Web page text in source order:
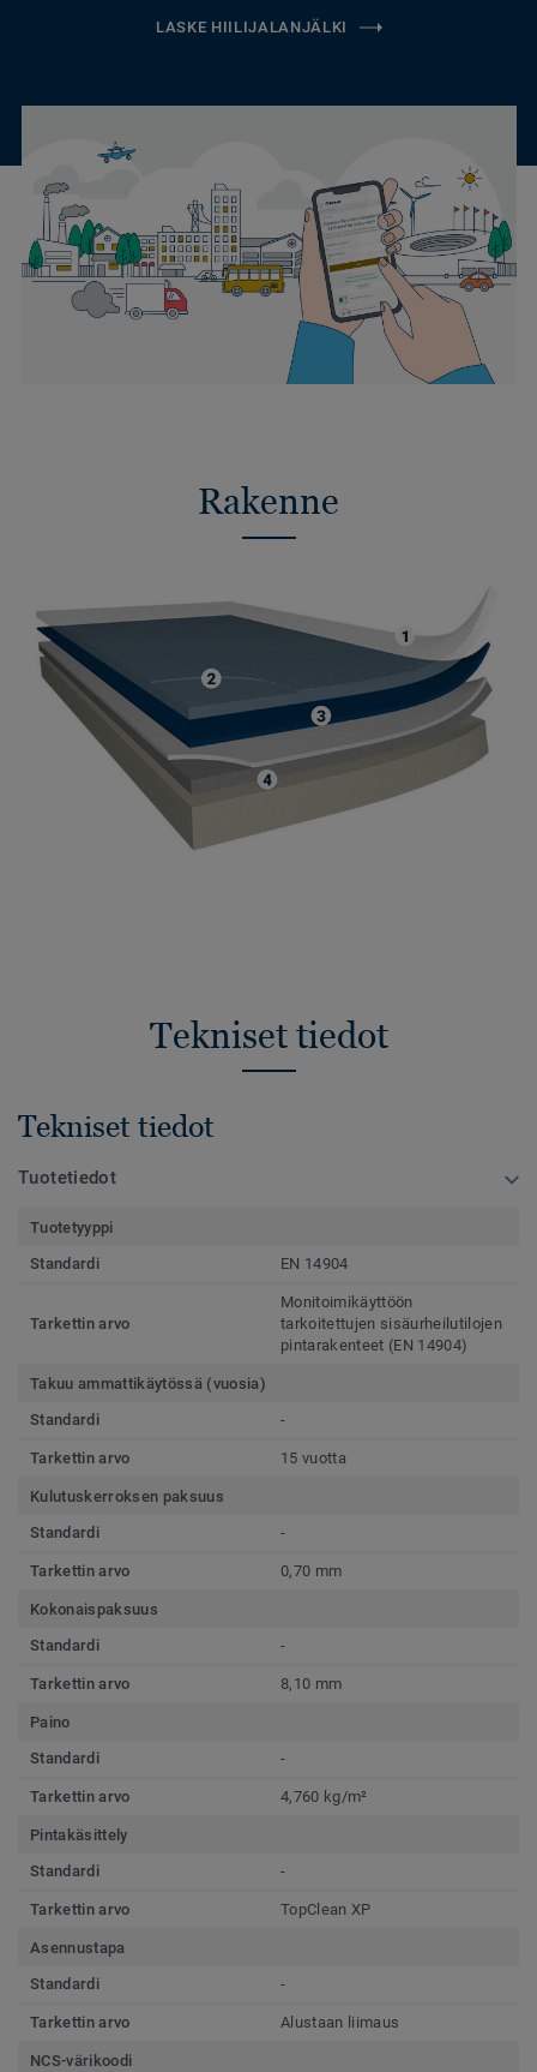
LASKE HIILIJALANJÄLKI
Rakenne
Tekniset tiedot
Tekniset tiedot
Tuotetiedot
Tuotetyyppi
Standardi
EN 14904
Tarkettin arvo
Monitoimikäyttöön
tarkoitettujen sisäurheilutilojen
pintarakenteet (EN 14904)
Takuu ammattikäytössä (vuosia)
Standardi
-
Tarkettin arvo 15 vuotta
Kulutuskerroksen paksuus
Standardi
-
Tarkettin arvo 0,70 mm
Kokonaispaksuus
Standardi
-
Tarkettin arvo 8,10 mm
Paino
Standardi
-
Tarkettin arvo 4,760 kg/m²
Pintakäsittely
Standardi
-
Tarkettin arvo TopClean XP
Asennustapa
Standardi
-
Tarkettin arvo Alustaan liimaus
NCS-värikoodi